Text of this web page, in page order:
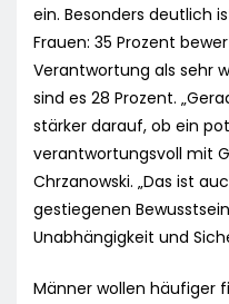
ein. Besonders deutlich
Frauen: 35 Prozent
Verantwortung als sehr
sind es 28 Prozent.
stärker darauf, ob ein
verantwortungsvoll mit
Chrzanowski. „Das ist
gestiegenen
Unabhängigkeit und
Männer wollen häufiger